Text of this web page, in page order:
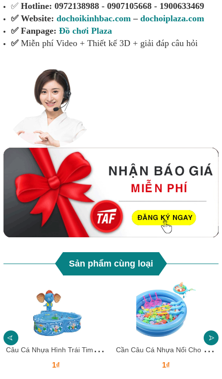
✅ Hotline: 0972138988 - 0907105668 - 1900633469
✅ Website: dochoikinhbac.com – dochoiplaza.com
✅ Fanpage: Đồ chơi Plaza
✅ Miễn phí Video + Thiết kế 3D + giải đáp câu hỏi
Sản phẩm cùng loại
C
âu Cá Nhựa Hình Trái Tim Và Voi Biển CNCCKB20 – Vui Học Cùng Bé Yêu Mỗi Ngày!
1₫
C
ần Câu Cá Nhựa Nổi Cho Trẻ CNCCKB19 Dochoikinhbac Giải trí siêu hấp dẫn
1₫